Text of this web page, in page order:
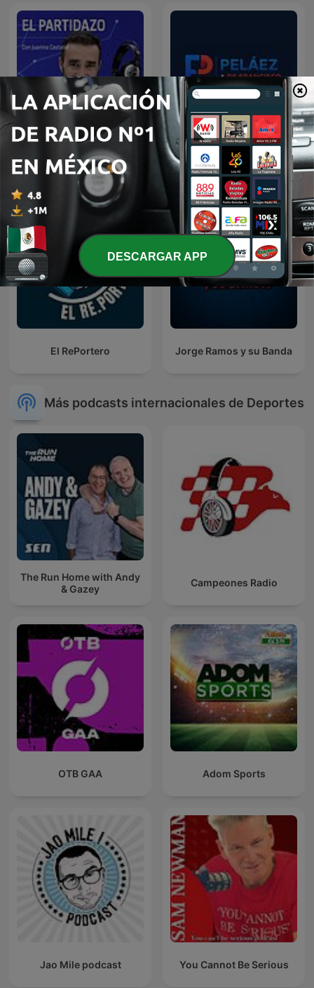
El Partidazo de COPE Peláez y de Francisco
El RePortero Jorge Ramos y su Banda
Más podcasts internacionales de Deportes
The Run Home with Andy
& Gazey
Campeones Radio
OTB GAA Adom Sports
Jao Mile podcast You Cannot Be Serious
DESCARGAR APP